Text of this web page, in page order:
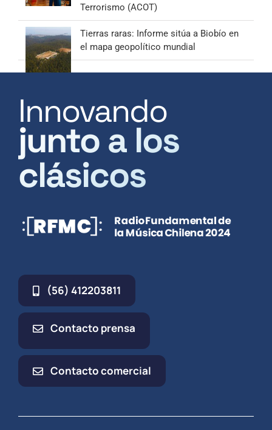
Terrorismo (ACOT)
Tierras raras: Informe sitúa a Biobío en
el mapa geopolítico mundial
Innovando
junto a los
clásicos
(56) 412203811
Contacto prensa
Contacto comercial